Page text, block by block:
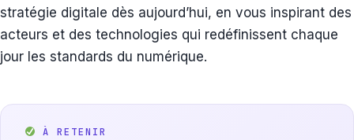
stratégie digitale dès aujourd’hui, en vous inspirant des
acteurs et des technologies qui redéfinissent chaque
jour les standards du numérique.
À RETENIR